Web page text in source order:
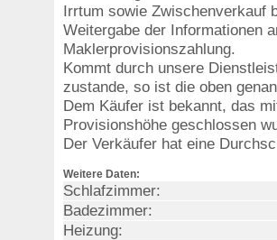
Irrtum sowie Zwischenverkauf
Weitergabe der Informationen
Maklerprovisionszahlung.
Kommt durch unsere
zustande, so ist die oben
Dem Käufer ist bekannt, das
Provisionshöhe geschlossen
Der Verkäufer hat eine
Weitere Daten:
Schlafzimmer:
Badezimmer:
Heizung: